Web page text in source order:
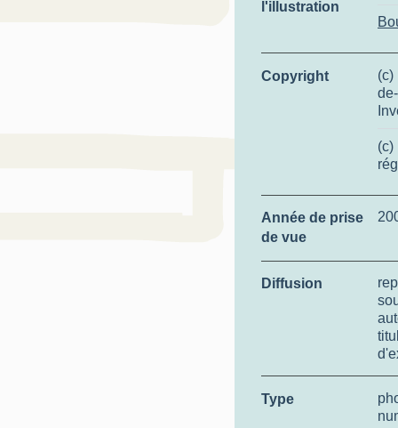
l'illustration
Copyright
(c)
(c)
Année de prise
de vue
Diffusion
Type